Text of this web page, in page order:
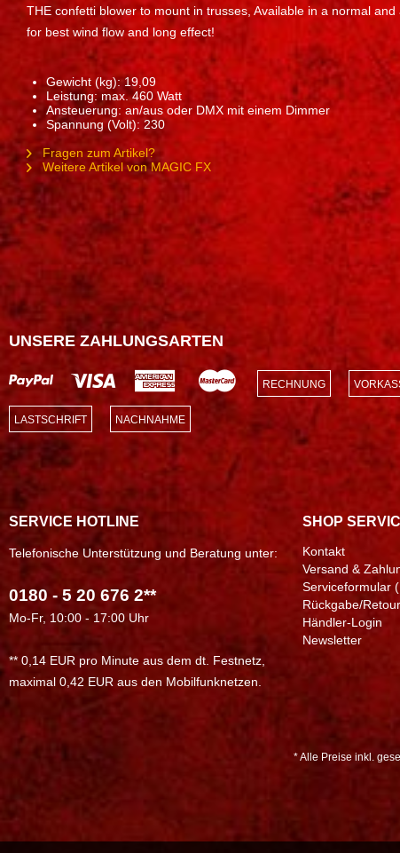
THE confetti blower to mount in trusses, Available in a normal
for best wind flow and long effect!
Gewicht (kg): 19,09
Leistung: max. 460 Watt
Ansteuerung: an/aus oder DMX mit einem Dimmer
Spannung (Volt): 230
Fragen zum Artikel?
Weitere Artikel von MAGIC FX
UNSERE ZAHLUNGSARTEN
RECHNUNG
LASTSCHRIFT NACHNAHME
SERVICE HOTLINE
Telefonische Unterstützung und Beratung unter:
0180 - 5 20 676 2**
Mo-Fr, 10:00 - 17:00 Uhr
** 0,14 EUR pro Minute aus dem dt. Festnetz,
maximal 0,42 EUR aus den Mobilfunknetzen.
SHOP
Kontakt
Versand &
Serviceformular
Rückgabe/
Händler-Login
Newsletter
* Alle Preise inkl.